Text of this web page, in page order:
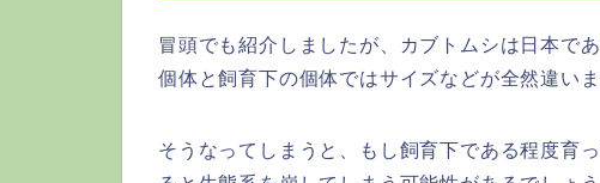
冒頭でも紹介しましたが、カブトムシは日本で
個体と飼育下の個体ではサイズなどが全然違いま
そうなってしまうと、もし飼育下である程度育